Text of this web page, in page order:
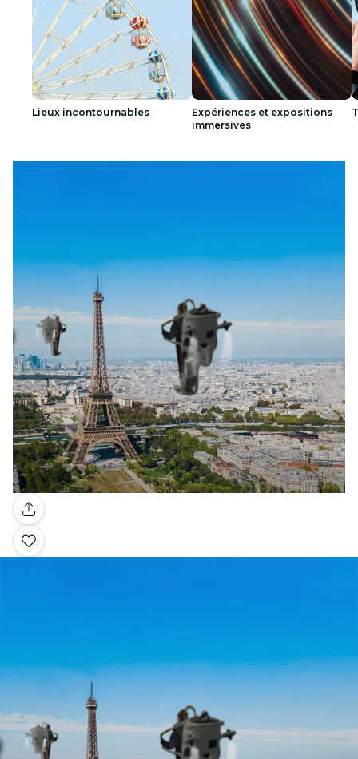
Lieux incontournables
Expériences et expositions
immersives
Galerie